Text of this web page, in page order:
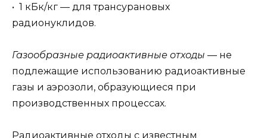
• 1 кБк/кг — для трансурановых
радионуклидов.
Газообразные радиоактивные отходы — не
подлежащие использованию радиоактивные
газы и аэрозоли, образующиеся при
производственных процессах.
Радиоактивные отходы с известным